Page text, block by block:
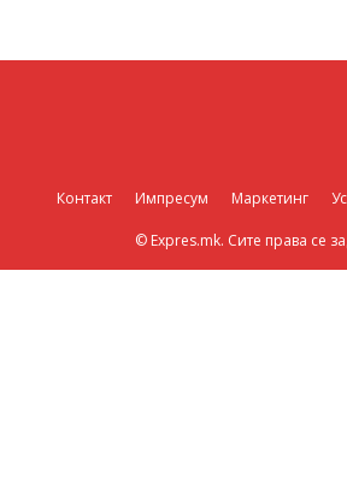
Контакт Импресум Маркетинг
© Expres.mk. Сите права се